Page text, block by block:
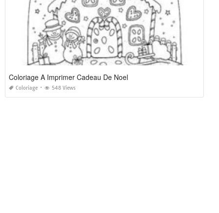
Coloriage A Imprimer Cadeau De Noel
Coloriage 548 Views